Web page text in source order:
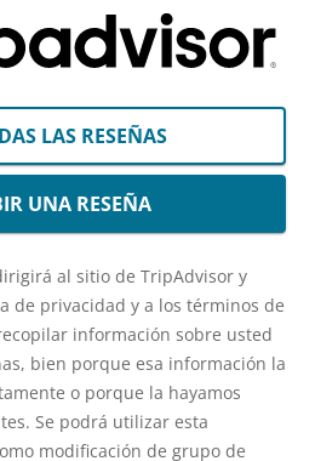
LAS RESEÑAS
UNA RESEÑA
al sitio de TripAdvisor y
de privacidad y a los términos de
información sobre usted
bien porque esa información la
o porque la hayamos
Se podrá utilizar esta
modificación de grupo de